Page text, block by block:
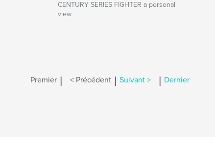
CENTURY SERIES FIGHTER a personal
view
Premier | < Précédent | Suivant > | Dernier